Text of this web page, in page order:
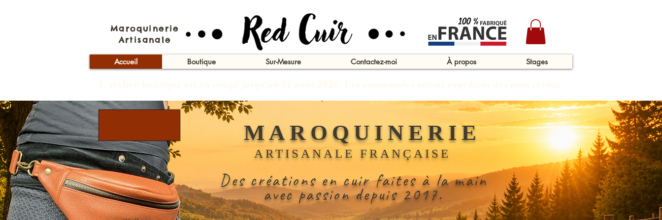
Accueil Boutique Sur-Mesure Contactez-moi À propos Stages
Maroquinerie
Artisanale
L'atelier-boutique est en congé jusqu'au 31 août 2026. Les commandes seront expédiées dès mon retour.
MAROQUINERIE
ARTISANALE FRANÇAISE
Des créations en cuir faites à la main
avec passion depuis 2017.